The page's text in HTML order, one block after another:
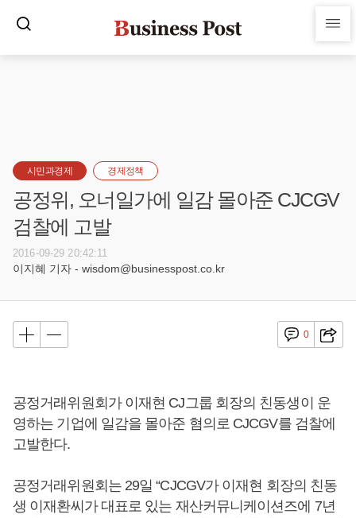
시민과경제 경제정책
공정위, 오너일가에 일감 몰아준 CJCGV
검찰에 고발
2016-09-29 20:42:11
이지혜 기자 - wisdom@businesspost.co.kr
0
공정거래위원회가 이재현 CJ그룹 회장의 친동생이 운
영하는 기업에 일감을 몰아준 혐의로 CJCGV를 검찰에
고발한다.
공정거래위원회는 29일 “CJCGV가 이재현 회장의 친동
생 이재환씨가 대표로 있는 재산커뮤니케이션즈에 7년